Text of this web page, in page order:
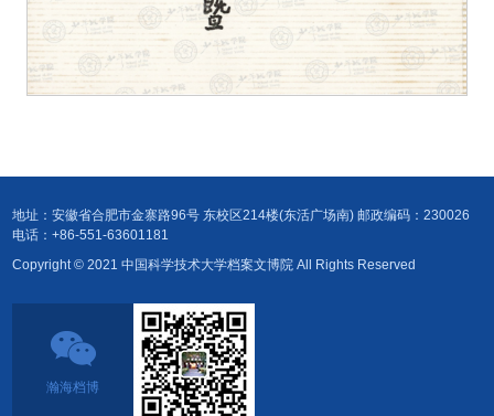
地址：安徽省合肥市金寨路96号 东校区214楼(东活广场南) 邮政编码：230026
电话：+86-551-63601181
Copyright © 2021 中国科学技术大学档案文博院 All Rights Reserved
瀚海档博